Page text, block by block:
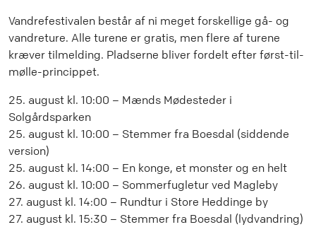
Vandrefestivalen består af ni meget forskellige gå- og
vandreture. Alle turene er gratis, men flere af turene
kræver tilmelding. Pladserne bliver fordelt efter først-til-
mølle-princippet.
25. august kl. 10:00 – Mænds Mødesteder i
Solgårdsparken
25. august kl. 10:00 – Stemmer fra Boesdal (siddende
version)
25. august kl. 14:00 – En konge, et monster og en helt
26. august kl. 10:00 – Sommerfugletur ved Magleby
27. august kl. 14:00 – Rundtur i Store Heddinge by
27. august kl. 15:30 – Stemmer fra Boesdal (lydvandring)